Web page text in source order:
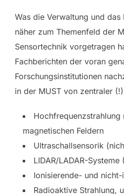
Was die Verwaltung und das
näher zum Themenfeld der
Sensortechnik vorgetragen
Fachberichten der voran
Forschungsinstitutionen
in der MUST von zentraler
Hochfrequenzstrahlung
magnetischen Feldern
Ultraschallsensorik
LIDAR/LADAR-Systeme
Ionisierende- und
Radioaktive Strahlung,